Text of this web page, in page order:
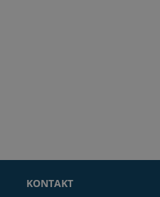
KONTAKT